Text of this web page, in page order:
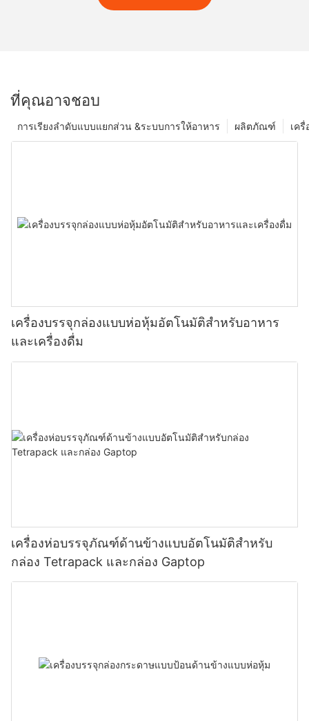
ที่คุณอาจชอบ
เค
ผลิตภัณฑ์
การเรียงลำดับแบบแยกส่วน &ระบบการให้อาหาร
เครื่องบรรจุกล่องแบบห่อหุ้มอัตโนมัติสำหรับอาหาร
และเครื่องดื่ม
เครื่องห่อบรรจุภัณฑ์ด้านข้างแบบอัตโนมัติสำหรับ
กล่อง Tetrapack และกล่อง Gaptop